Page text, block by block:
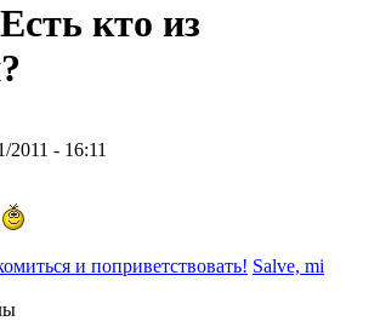
кто из
- 16:11
и поприветствовать! Salve, mi